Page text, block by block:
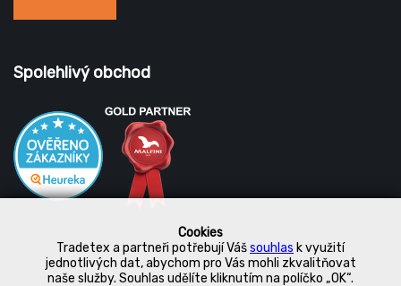
Cookies
Tradetex a partneři potřebují Vášsouhlas k využití
jednotlivých dat, abychom pro Vás mohli zkvalitňovat
naše služby. Souhlas udělíte kliknutím na políčko „OK“.
Spolehlivý obchod